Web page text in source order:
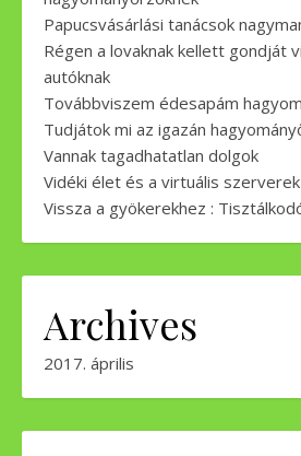
Papucsvásárlási tanácsok
Régen a lovaknak kellett gondját
autóknak
Továbbviszem édesapám
Tudjátok mi az igazán
Vannak tagadhatatlan dolgok
Vidéki élet és a virtuális
Vissza a gyökerekhez :
Archives
2017. április